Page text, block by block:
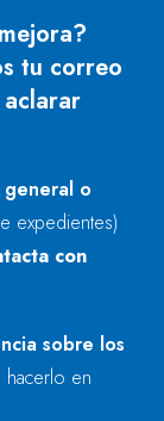
tu correo
o
expedientes)
con
sobre los
hacerlo en